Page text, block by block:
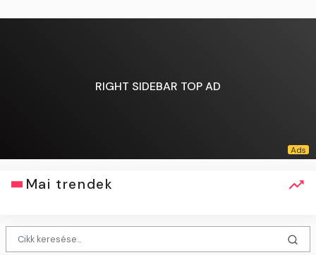
RIGHT SIDEBAR TOP AD
Mai trendek